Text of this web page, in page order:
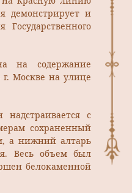
демонстрирует и
на содержание
г. Москве на улице
с
сохраненный
а нижний алтарь
Весь объем был
белокаменной